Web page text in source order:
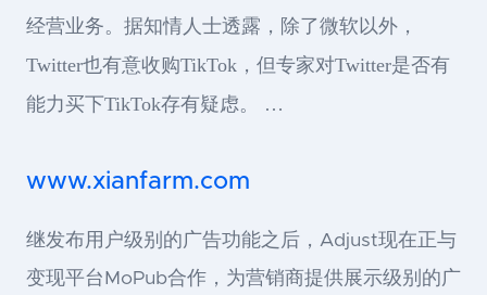
经营业务。据知情人士透露，除了微软以外，
Twitter也有意收购TikTok，但专家对Twitter是否有
能力买下TikTok存有疑虑。 …
www.xianfarm.com
继发布用户级别的广告功能之后，Adjust现在正与
变现平台MoPub合作，为营销商提供展示级别的广